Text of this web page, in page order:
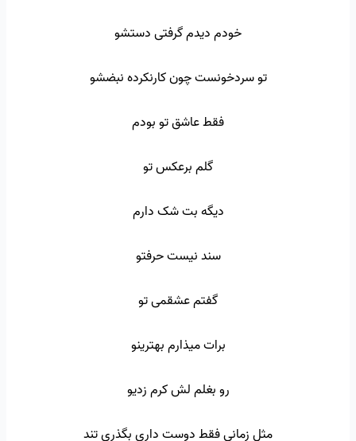
خودم دیدم گرفتی دستشو
تو سردخونست چون کارنکرده نبضشو
فقط عاشق تو بودم
گلم برعکس تو
دیگه بت شک دارم
سند نیست حرفتو
گفتم عشقمی تو
برات میذارم بهترینو
رو بغلم لش کرم زدیو
مثل زمانی فقط دوست داری بگذری تند